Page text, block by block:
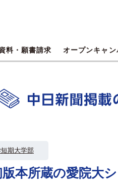
料・願書請求 オープンキャン
期大学部
本所蔵の愛院大